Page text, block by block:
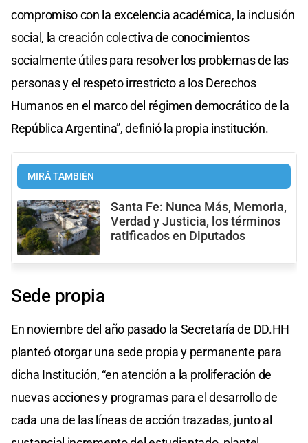
compromiso con la excelencia académica, la inclusión
social, la creación colectiva de conocimientos
socialmente útiles para resolver los problemas de las
personas y el respeto irrestricto a los Derechos
Humanos en el marco del régimen democrático de la
República Argentina”, definió la propia institución.
MIRÁ TAMBIÉN
Santa Fe: Nunca Más, Memoria,
Verdad y Justicia, los términos
ratificados en Diputados
Sede propia
En noviembre del año pasado la Secretaría de DD.HH
planteó otorgar una sede propia y permanente para
dicha Institución, “en atención a la proliferación de
nuevas acciones y programas para el desarrollo de
cada una de las líneas de acción trazadas, junto al